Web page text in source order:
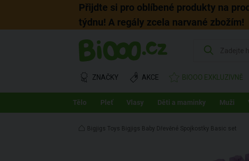
Přijdte si pro oblíbené produkty na
týdnu! A regály zcela narvané zbožím!
ZNAČKY AKCE BIOOO EXKLUZIVNĚ
Tělo Pleť Vlasy Děti a maminky Muži
Bigjigs Toys Bigjigs Baby Dřevěné Spojkostky Basic set